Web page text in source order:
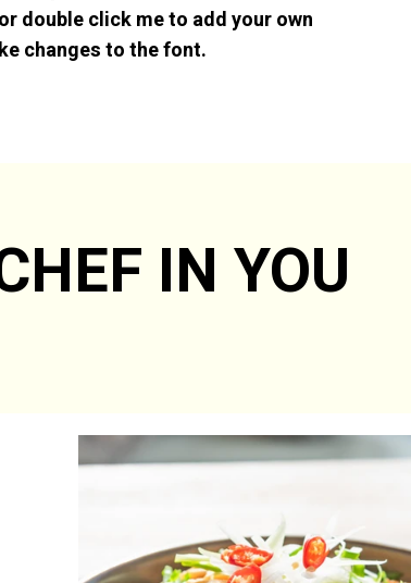
double click me to add your own
changes to the font.
IN YOU